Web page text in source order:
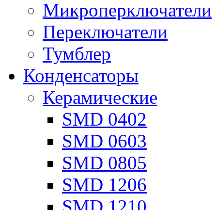
Микроперключатели
Переключатели
Тумблер
Конденсаторы
Керамические
SMD 0402
SMD 0603
SMD 0805
SMD 1206